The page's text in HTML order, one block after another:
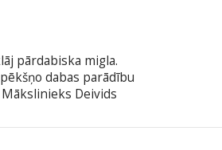
pārdabiska migla.
dabas parādību
Deivids
kas īsti noticis.
piesegs mistiskām